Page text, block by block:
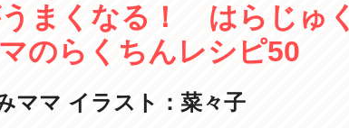
まくなる！ はらじゅく
のらくちんレシピ50
ママ イラスト：菜々子